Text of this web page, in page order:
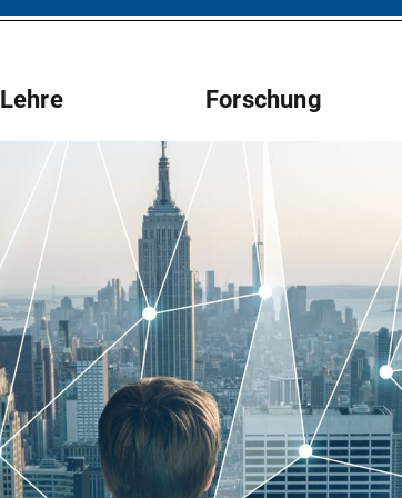
Lehre Forschung